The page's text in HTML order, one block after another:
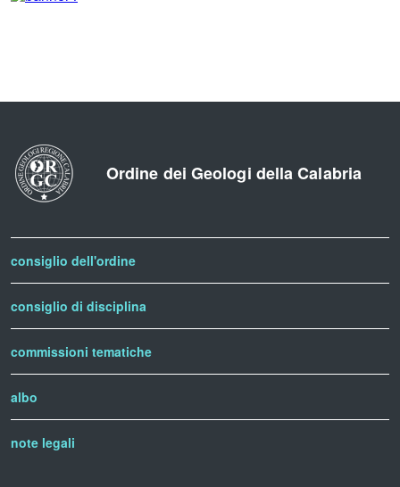
Ordine dei Geologi della Calabria
consiglio dell'ordine
consiglio di disciplina
commissioni tematiche
albo
note legali